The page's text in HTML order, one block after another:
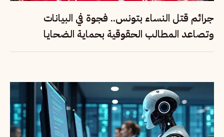
جرائم قتل النساء بتونس.. فجوة في البيانات
وتصاعد المطالب الحقوقية بحماية الضحايا